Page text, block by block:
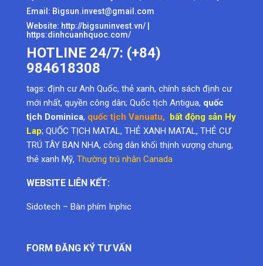
Email: Bigsun.invest@gmail.com
Website: http://bigsuninvest.vn/
https:dinhcuanhquoc.com/
HOTLINE 24/7: (+84)
984618308
tags: định cư Anh Quốc, thẻ xanh, chính sách định cư
mới nhất, quyền công dân; Quốc tịch Antigua, quốc
tịch Dominica, quốc tịch Vanuatu, bất động sản Hy
Lap; QUỐC TỊCH MATAL, THẺ XANH MATAL, THẺ CƯ
TRÚ TÂY BAN NHA, công dân khối thịnh vượng chung,
thẻ xanh Mỹ, Thường trú nhân Canada
WEBSITE LIÊN KẾT:
Sidotech – Bàn phím Inphic
FORM ĐĂNG KÝ TƯ VẤN